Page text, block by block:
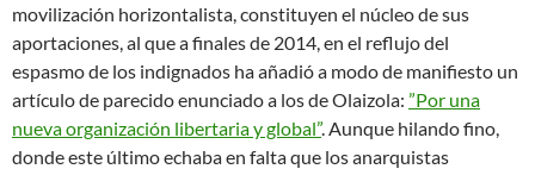
movilización horizontalista, constituyen el núcleo de sus
aportaciones, al que a finales de 2014, en el reflujo del
espasmo de los indignados ha añadió a modo de manifiesto un
artículo de parecido enunciado a los de Olaizola: ”Por una
nueva organización libertaria y global”. Aunque hilando fino,
donde este último echaba en falta que los anarquistas